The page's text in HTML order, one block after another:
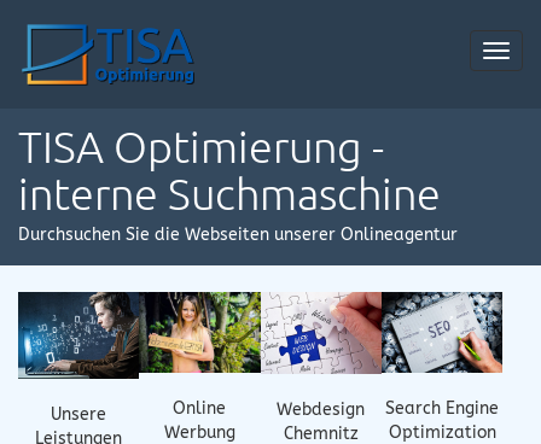
TISA Optimierung -
interne Suchmaschine
Durchsuchen Sie die Webseiten unserer Onlineagentur
Unsere
Leistungen
Online
Werbung
Webdesign
Chemnitz
Search Engine
Optimization